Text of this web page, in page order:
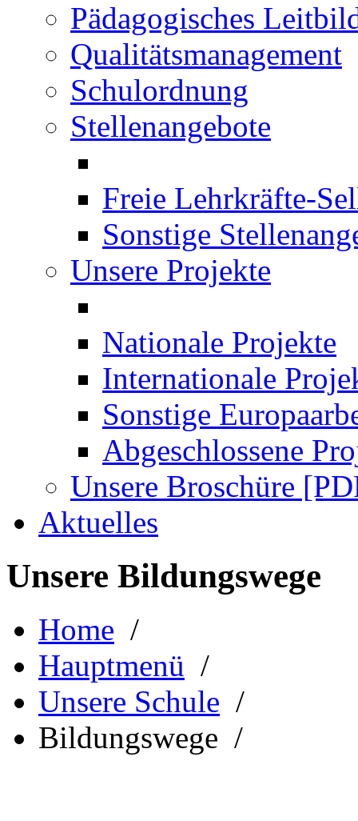
Pädagogisches
Qualitätsmanagement
Schulordnung
Stellenangebote
Freie Lehrkräfte-
Sonstige
Unsere Projekte
Nationale Projekte
Internationale
Sonstige
Abgeschlossene
Unsere Broschüre
Aktuelles
Unsere Bildungswege
Home /
Hauptmenü /
Unsere Schule /
Bildungswege /